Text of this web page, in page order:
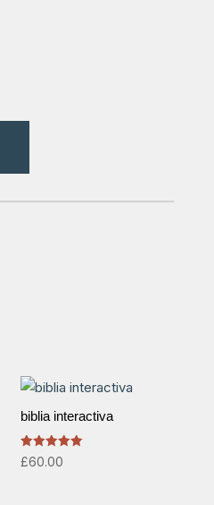
biblia interactiva
Rated
5.00
£60.00